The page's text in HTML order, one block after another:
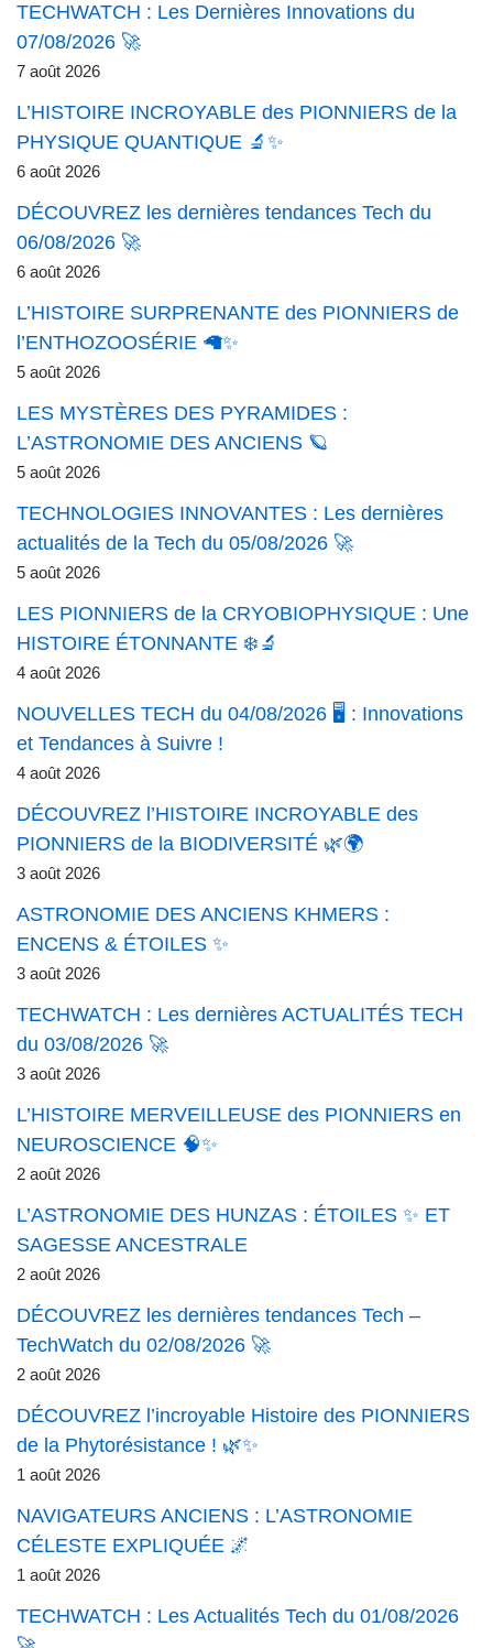
TECHWATCH : Les Dernières Innovations du
07/08/2026 🚀
7 août 2026
L’HISTOIRE INCROYABLE des PIONNIERS de la
PHYSIQUE QUANTIQUE 🔬✨
6 août 2026
DÉCOUVREZ les dernières tendances Tech du
06/08/2026 🚀
6 août 2026
L’HISTOIRE SURPRENANTE des PIONNIERS de
l’ENTHOZOOSÉRIE 🦙✨
5 août 2026
LES MYSTÈRES DES PYRAMIDES :
L’ASTRONOMIE DES ANCIENS 🪐
5 août 2026
TECHNOLOGIES INNOVANTES : Les dernières
actualités de la Tech du 05/08/2026 🚀
5 août 2026
LES PIONNIERS de la CRYOBIOPHYSIQUE : Une
HISTOIRE ÉTONNANTE ❄️🔬
4 août 2026
NOUVELLES TECH du 04/08/2026 🖥️ : Innovations
et Tendances à Suivre !
4 août 2026
DÉCOUVREZ l’HISTOIRE INCROYABLE des
PIONNIERS de la BIODIVERSITÉ 🌿🌍
3 août 2026
ASTRONOMIE DES ANCIENS KHMERS :
ENCENS & ÉTOILES ✨
3 août 2026
TECHWATCH : Les dernières ACTUALITÉS TECH
du 03/08/2026 🚀
3 août 2026
L’HISTOIRE MERVEILLEUSE des PIONNIERS en
NEUROSCIENCE 🧠✨
2 août 2026
L’ASTRONOMIE DES HUNZAS : ÉTOILES ✨ ET
SAGESSE ANCESTRALE
2 août 2026
DÉCOUVREZ les dernières tendances Tech –
TechWatch du 02/08/2026 🚀
2 août 2026
DÉCOUVREZ l’incroyable Histoire des PIONNIERS
de la Phytorésistance ! 🌿✨
1 août 2026
NAVIGATEURS ANCIENS : L’ASTRONOMIE
CÉLESTE EXPLIQUÉE 🌌
1 août 2026
TECHWATCH : Les Actualités Tech du 01/08/2026